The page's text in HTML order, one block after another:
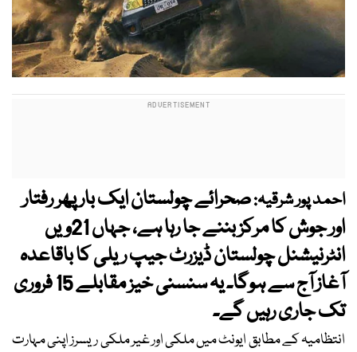
احمد پور شرقیہ:صحرائے چولستان ایک بار پھر رفتار
اور جوش کا مرکز بننے جا رہا ہے، جہاں 21ویں
انٹرنیشنل چولستان ڈیزرٹ جیپ ریلی کا باقاعدہ
آغاز آج سے ہوگا۔ یہ سنسنی خیز مقابلے 15 فروری
تک جاری رہیں گے۔
انتظامیہ کے مطابق ایونٹ میں ملکی اور غیر ملکی ریسرز اپنی مہارت